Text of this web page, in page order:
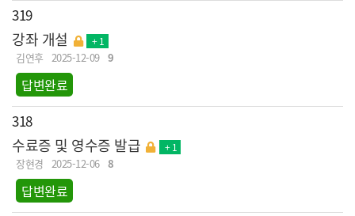
319
강좌 개설 + 1
김연후 2025-12-09 9
답변완료
318
수료증 및 영수증 발급 + 1
장현경 2025-12-06 8
답변완료